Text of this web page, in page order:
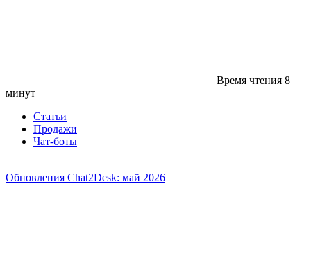
Время чтения 8
минут
Статьи
Продажи
Чат-боты
Обновления Chat2Desk: май 2026